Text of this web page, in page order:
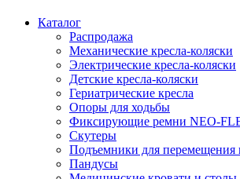
Каталог
Распродажа
Механические кресла-коляски
Электрические кресла-коляски
Детские кресла-коляски
Гериатрические кресла
Опоры для ходьбы
Фиксирующие ремни NEO-
Скутеры
Подъемники для перемещения
Пандусы